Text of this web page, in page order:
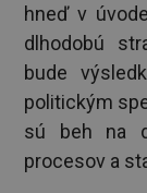
hneď v
dlhodobú
bude
politickým
sú beh na
procesov a